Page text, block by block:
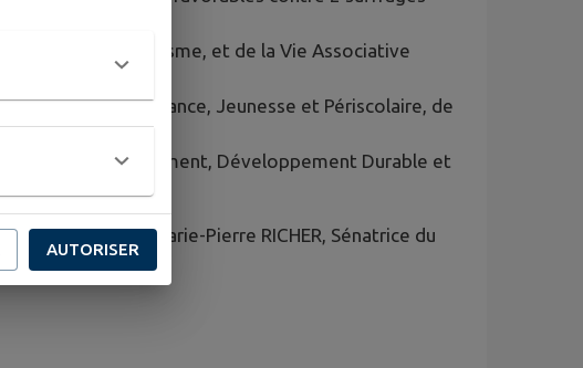
de l’Urbanisme, et de la Vie Associative
Sociales, de l’Enfance, Jeunesse et Périscolaire, de
et de l’Environnement, Développement Durable et
de Madame Marie-Pierre RICHER, Sénatrice du
AUTORISER